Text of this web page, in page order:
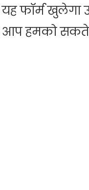
यह फॉर्म खुलेगा
आप हमको